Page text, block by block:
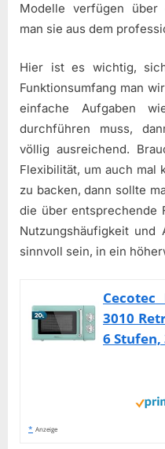
Modelle verfügen über
man sie aus dem
Hier ist es wichtig,
Funktionsumfang man
einfache Aufgaben
durchführen muss,
völlig ausreichend.
Flexibilität, um auch mal
zu backen, dann sollte
die über entsprechende
Nutzungshäufigkeit und
sinnvoll sein, in ein
Cecotec
3010
6 Stufen,
* Anzeige